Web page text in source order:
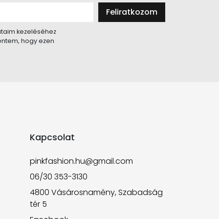
Feliratkozom
kezeléséhez
hogy ezen
Kapcsolat
pinkfashion.hu@gmail.com
06/30 353-3130
4800 Vásárosnamény, Szabadság
tér 5